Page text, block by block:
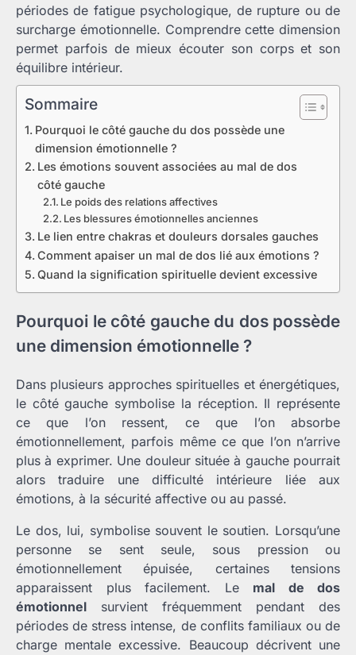
périodes de fatigue psychologique, de rupture ou de
surcharge émotionnelle. Comprendre cette dimension
permet parfois de mieux écouter son corps et son
équilibre intérieur.
Sommaire
Pourquoi le côté gauche du dos possède une
dimension émotionnelle ?
Les émotions souvent associées au mal de dos
côté gauche
Le poids des relations affectives
Les blessures émotionnelles anciennes
Le lien entre chakras et douleurs dorsales gauches
Comment apaiser un mal de dos lié aux émotions ?
Quand la signification spirituelle devient excessive
Pourquoi le côté gauche du dos possède
une dimension émotionnelle ?
Dans plusieurs approches spirituelles et énergétiques,
le côté gauche symbolise la réception. Il représente
ce que l’on ressent, ce que l’on absorbe
émotionnellement, parfois même ce que l’on n’arrive
plus à exprimer. Une douleur située à gauche pourrait
alors traduire une difficulté intérieure liée aux
émotions, à la sécurité affective ou au passé.
Le dos, lui, symbolise souvent le soutien. Lorsqu’une
personne se sent seule, sous pression ou
émotionnellement épuisée, certaines tensions
apparaissent plus facilement. Le mal de dos
émotionnel survient fréquemment pendant des
périodes de stress intense, de conflits familiaux ou de
charge mentale excessive. Beaucoup décrivent une